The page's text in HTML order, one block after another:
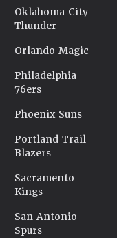
Oklahoma City
Thunder
Orlando Magic
Philadelphia
76ers
Phoenix Suns
Portland Trail
Blazers
Sacramento
Kings
San Antonio
Spurs